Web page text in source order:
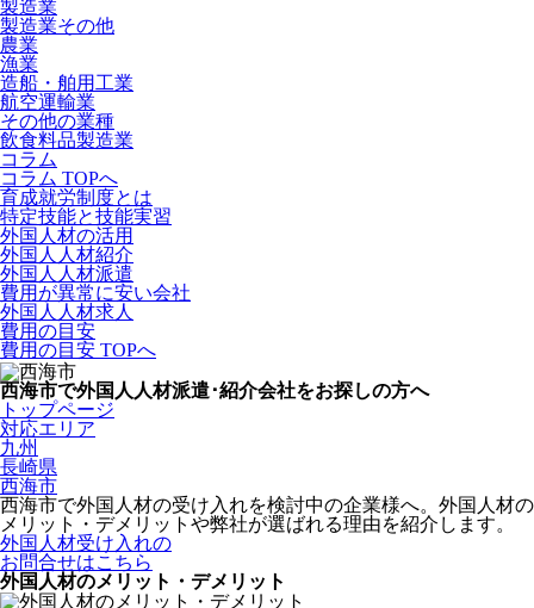
製造業
製造業その他
農業
漁業
造船・舶用工業
航空運輸業
その他の業種
飲食料品製造業
コラム
コラム TOPへ
育成就労制度とは
特定技能と技能実習
外国人材の活用
外国人人材紹介
外国人人材派遣
費用が異常に安い会社
外国人人材求人
費用の目安
費用の目安 TOPへ
西海市で外国人人材派遣･紹介会社をお探しの方へ
トップページ
対応エリア
九州
長崎県
西海市
西海市で外国人材の受け入れを検討中の企業様へ。外国人材の
メリット・デメリットや弊社が選ばれる理由を紹介します。
外国人材受け入れの
お問合せはこちら
外国人材のメリット・デメリット